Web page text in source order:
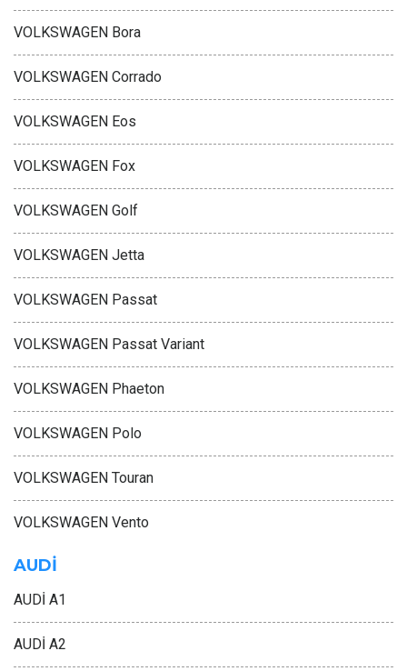
VOLKSWAGEN Bora
VOLKSWAGEN Corrado
VOLKSWAGEN Eos
VOLKSWAGEN Fox
VOLKSWAGEN Golf
VOLKSWAGEN Jetta
VOLKSWAGEN Passat
VOLKSWAGEN Passat Variant
VOLKSWAGEN Phaeton
VOLKSWAGEN Polo
VOLKSWAGEN Touran
VOLKSWAGEN Vento
AUDİ
AUDİ A1
AUDİ A2